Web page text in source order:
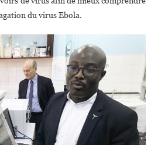
du virus Ebola.